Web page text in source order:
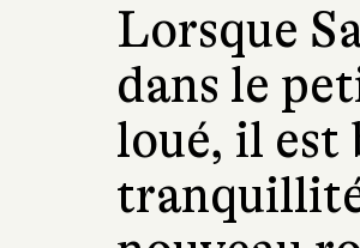
Lorsque
dans le
loué, il est